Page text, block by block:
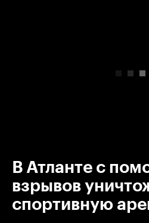
В Атланте с
взрывов
спортивную